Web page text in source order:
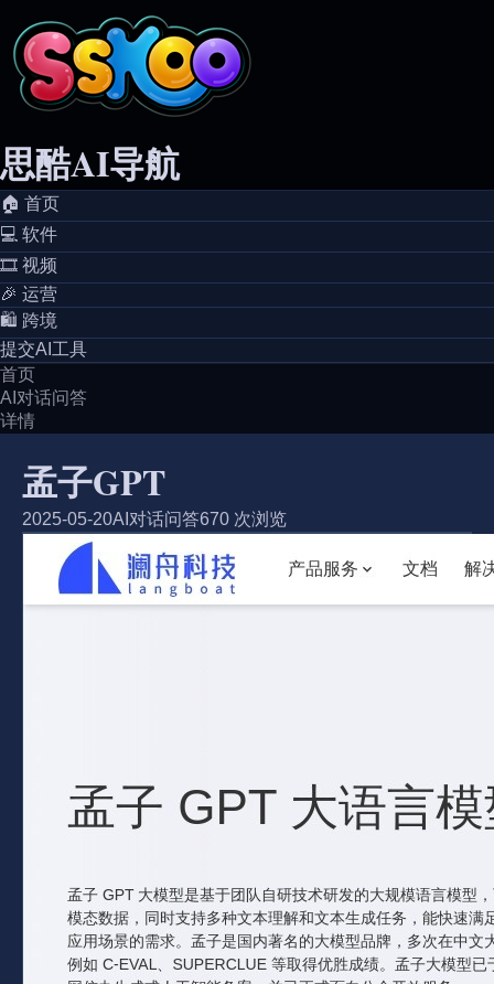
思酷AI导航
🏠️ 首页
💻️ 软件
🎞️ 视频
🎉 运营
🛍️ 跨境
提交AI工具
首页
AI对话问答
详情
孟子GPT
2025-05-20AI对话问答670 次浏览